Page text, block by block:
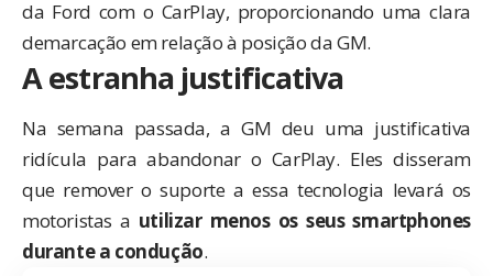
da Ford com o CarPlay, proporcionando uma clara
demarcação em relação à posição da GM.
A estranha justificativa
Na semana passada, a GM deu uma justificativa
ridícula para abandonar o CarPlay. Eles disseram
que remover o suporte a essa tecnologia levará os
motoristas a utilizar menos os seus smartphones
durante a condução.